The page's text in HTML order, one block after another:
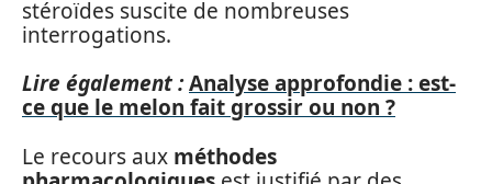
stéroïdes suscite de nombreuses
interrogations.
Lire également :Analyse approfondie : est-
ce que le melon fait grossir ou non ?
Le recours aux méthodes